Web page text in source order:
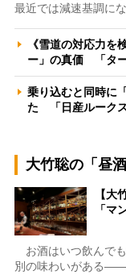
最近では減速基調に
《雪道の対応力を
ー」の真価 「タ
乗り込むと同時に
た 「日産ルーク
大竹聡の「昼酒
【大
「マ
お酒はいつ飲んで
別の味わいがある――